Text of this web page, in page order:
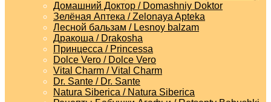
Домашний Доктор / Domashniy Doktor
Зелёная Аптека / Zelonaya Apteka
Лесной бальзам / Lesnoy balzam
Дракоша / Drakosha
Принцесса / Princessa
Dolce Vero / Dolce Vero
Vital Charm / Vital Charm
Dr. Sante / Dr. Sante
Natura Siberica / Natura Siberica